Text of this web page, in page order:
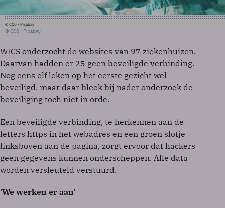
© CC0 - Pixabay
© CC0 - Pixabay
WICS onderzocht de websites van 97 ziekenhuizen.
Daarvan hadden er 25 geen beveiligde verbinding.
Nog eens elf leken op het eerste gezicht wel
beveiligd, maar daar bleek bij nader onderzoek de
beveiliging toch niet in orde.
Een beveiligde verbinding, te herkennen aan de
letters https in het webadres en een groen slotje
linksboven aan de pagina, zorgt ervoor dat hackers
geen gegevens kunnen onderscheppen. Alle data
worden versleuteld verstuurd.
'We werken er aan'